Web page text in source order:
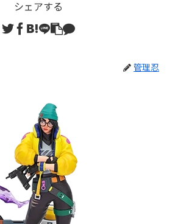
シェアする
管理忍